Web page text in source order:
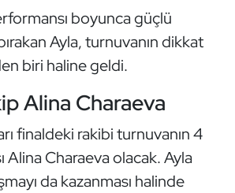
boyunca güçlü
Ayla, turnuvanın dikkat
biri haline geldi.
Alina Charaeva
finaldeki rakibi turnuvanın 4
Alina Charaeva olacak. Ayla
da kazanması halinde